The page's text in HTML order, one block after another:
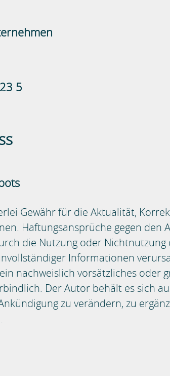
5
Gewähr für die Aktualität,
Haftungsansprüche gegen den
die Nutzung oder
Informationen
nachweislich vorsätzliches oder
Der Autor behält es sich
zu verändern, zu